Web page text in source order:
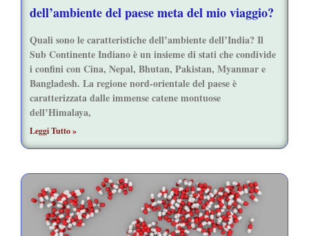
dell’ambiente del paese meta del mio viaggio?
Quali sono le caratteristiche dell’ambiente dell’India? Il
Sub Continente Indiano è un insieme di stati che condivide
i confini con Cina, Nepal, Bhutan, Pakistan, Myanmar e
Bangladesh. La regione nord-orientale del paese è
caratterizzata dalle immense catene montuose
dell’Himalaya,
Leggi Tutto »